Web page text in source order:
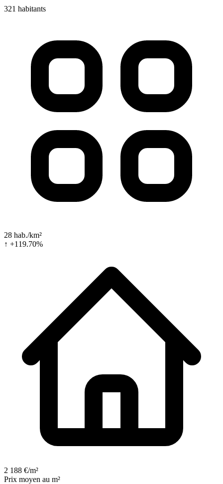
321 habitants
28 hab./km²
↑ +119.70%
2 188 €/m²
Prix moyen au m²